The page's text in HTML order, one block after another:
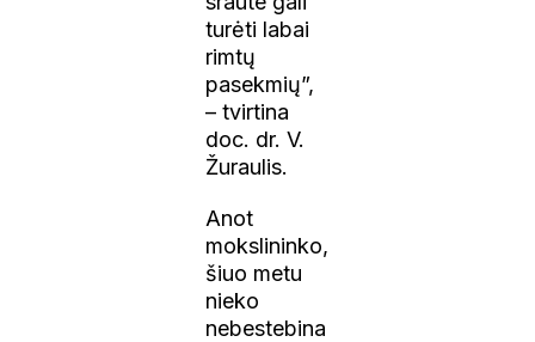
turėti labai
rimtų
pasekmių”,
– tvirtina
doc. dr. V.
Žuraulis.
Anot
mokslininko,
šiuo metu
nieko
nebestebina